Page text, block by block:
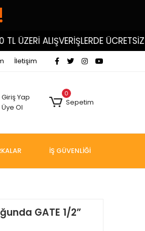
ALIŞVERİŞLERDE ÜCRETSİZ
İletişim
Giriş Yap
Üye Ol
0
Sepetim
İŞ GÜVENLİĞİ
GATE 1/2”